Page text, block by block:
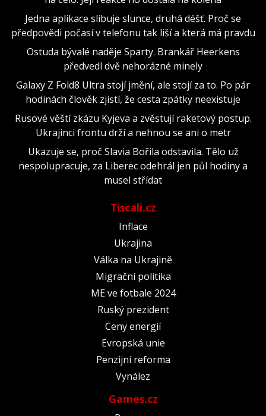
Jedna aplikace slibuje slunce, druhá déšť. Proč se
předpovědi počasí v telefonu tak liší a která má pravdu
Ostuda bývalé naděje Sparty. Brankář Heerkens
předvedl dvě nehorázné minely
Galaxy Z Fold8 Ultra stojí jmění, ale stojí za to. Po pár
hodinách člověk zjistí, že cesta zpátky neexistuje
Rusové věští zkázu Kyjeva a zvěstují raketový postup.
Ukrajinci frontu drží a nehnou se ani o metr
Ukazuje se, proč Slavia Bořila odstavila. Tělo už
nespolupracuje, za Liberec odehrál jen půl hodiny a
musel střídat
Tiscali.cz
Inflace
Ukrajina
Válka na Ukrajině
Migrační politika
ME ve fotbale 2024
Ruský prezident
Ceny energií
Evropská unie
Penzijní reforma
Vynález
Games.cz